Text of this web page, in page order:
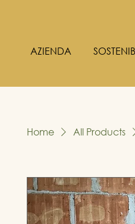
AZIENDA
Home All Products